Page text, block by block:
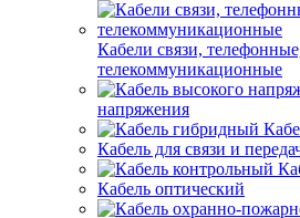
Кабели связи,
телекоммуникационные
напряжения
Кабель для связи и
Кабель оптический